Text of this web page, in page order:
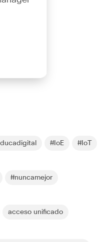
#IoE #IoT
#nuncamejor
acceso unificado